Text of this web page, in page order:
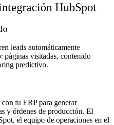
HubSpot
leads automáticamente
páginas visitadas, contenido
predictivo.
tu ERP para generar
y órdenes de producción. El
el equipo de operaciones en el